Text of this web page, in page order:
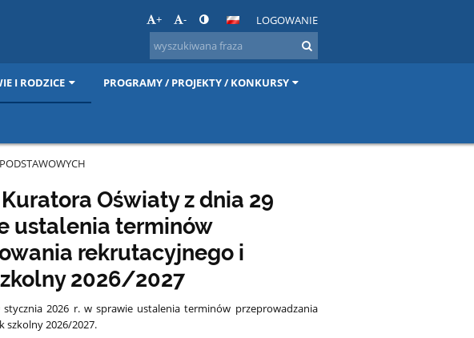
+ - LOGOWANIE
I RODZICE PROGRAMY / PROJEKTY / KONKURSY
Oświaty z dnia 29
ustalenia terminów
rekrutacyjnego i
2026/2027
2026 r. w sprawie ustalenia terminów przeprowadzania
szkolny 2026/2027.